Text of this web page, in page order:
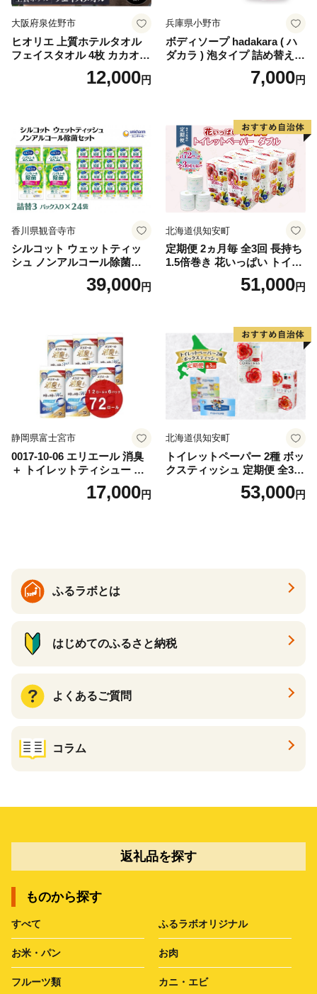
大阪府泉佐野市
ヒオリエ 上質ホテルタオル
フェイスタオル 4枚 カカオ
【タオル 泉州タオル 吸水 普
段使い 無地 シンプル 日用品
12,000円
兵庫県小野市
ボディソープ hadakara ( ハ
ダカラ ) 泡タイプ 詰め替え 4
40ml×4袋 ボディーソープ 泡
ボディソープ 泡 日用品 消耗
泡石鹸 石鹸 兵庫 兵庫県 小野
7,000円
香川県観音寺市
シルコット ウェットティッ
シュ ノンアルコール除菌詰
替（43枚×3P）×24袋 日用品
おもちゃ 拭き取り 手拭き 外
39,000円
北海道倶知安町
定期便 2ヵ月毎 全3回 長持ち
1.5倍巻き 花いっぱい トイレ
ットペーパー ダブル 45ｍ 計
72ロール 全18種 花柄 プリン
ー 消耗品 備蓄 送料無料 北海
道 倶知安町 日用品
51,000円
静岡県富士宮市
0017-10-06 エリエール 消臭
＋ トイレットティシュー し
っかり香るフレッシュクリア
の香り ダブル 12ロール×6パ
17,000円
北海道倶知安町
トイレットペーパー 2種 ボッ
クスティッシュ 定期便 全3
回 日本製 まとめ買い 防災
常備品 日用雑貨 消耗品 生活
53,000円
ふるラボとは
はじめてのふるさと納税
よくあるご質問
コラム
返礼品を探す
ものから探す
すべて ふるラボオリジナル
お米・パン お肉
フルーツ類 カニ・エビ